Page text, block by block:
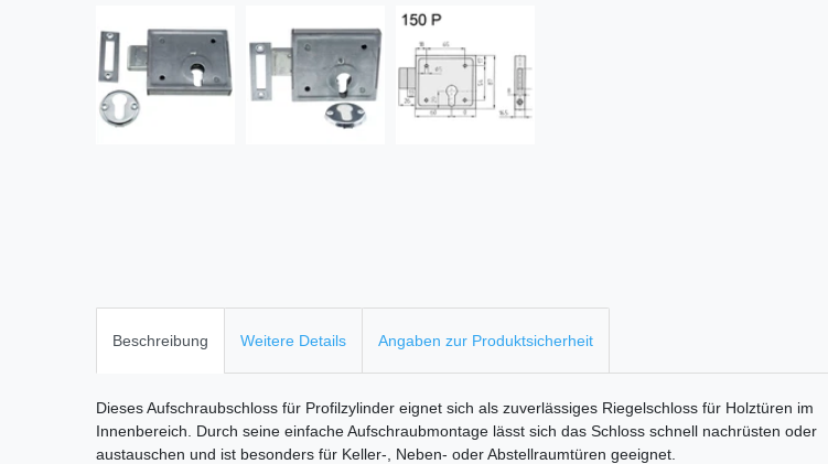
Beschreibung Weitere Details Angaben zur Produktsicherheit
Dieses Aufschraubschloss für Profilzylinder eignet sich als zuverlässiges Riegelschloss für Holztüren im
Innenbereich. Durch seine einfache Aufschraubmontage lässt sich das Schloss schnell nachrüsten oder
austauschen und ist besonders für Keller-, Neben- oder Abstellraumtüren geeignet.